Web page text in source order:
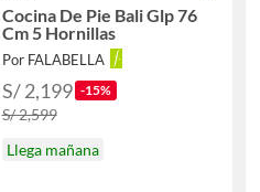
Cocina De Pie Bali Glp 76
Cm 5 Hornillas
Por FALABELLA
S/ 2,199 -15%
S/ 2,599
Llega mañana